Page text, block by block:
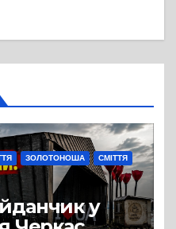
ЗОЛОТОНОША СМІТТЯ
у